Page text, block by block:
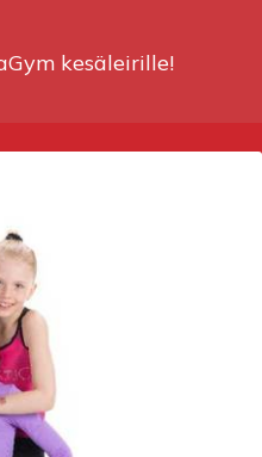
kesäleirille!